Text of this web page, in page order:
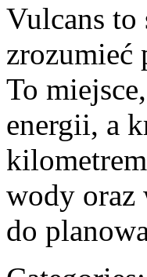
Vulcans to
zrozumieć
To
energii, a
wody oraz
do